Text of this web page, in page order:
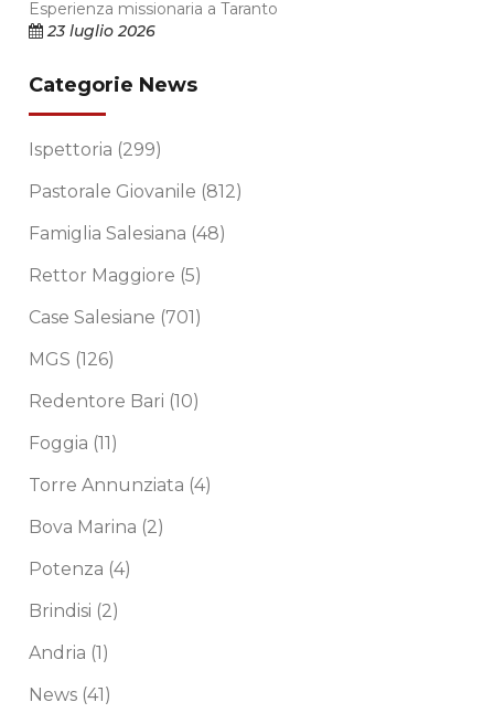
Esperienza missionaria a Taranto
23 luglio 2026
Categorie News
Ispettoria (299)
Pastorale Giovanile (812)
Famiglia Salesiana (48)
Rettor Maggiore (5)
Case Salesiane (701)
MGS (126)
Redentore Bari (10)
Foggia (11)
Torre Annunziata (4)
Bova Marina (2)
Potenza (4)
Brindisi (2)
Andria (1)
News (41)